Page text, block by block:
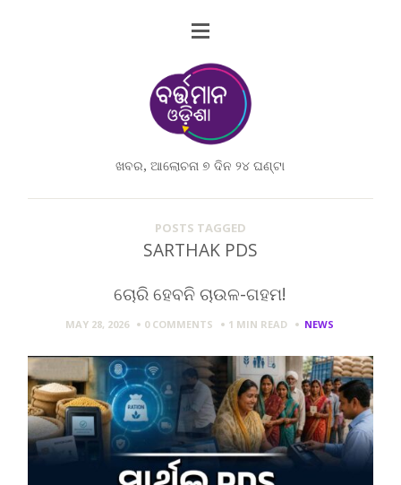
ଖବର, ଆଲୋଚନା ୭ ଦିନ ୨୪ ଘଣ୍ଟା
POSTS TAGGED
SARTHAK PDS
ଚୋରି ହେବନି ଚାଉଳ-ଗହମ!
MAY 28, 2026 0 COMMENTS 1 MIN READ NEWS